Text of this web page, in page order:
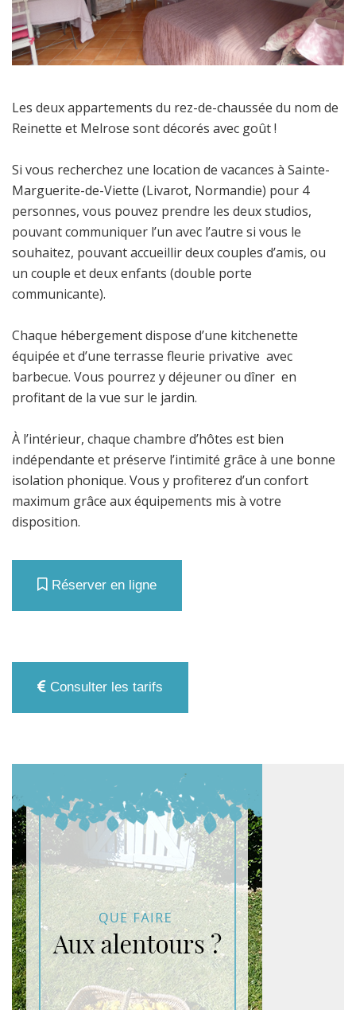
Les deux appartements du rez-de-chaussée du nom de
Reinette et Melrose sont décorés avec goût !
Si vous recherchez une location de vacances à Sainte-
Marguerite-de-Viette (Livarot, Normandie) pour 4
personnes, vous pouvez prendre les deux studios,
pouvant communiquer l’un avec l’autre si vous le
souhaitez, pouvant accueillir deux couples d’amis, ou
un couple et deux enfants (double porte
communicante).
Chaque hébergement dispose d’une kitchenette
équipée et d’une terrasse fleurie privative avec
barbecue. Vous pourrez y déjeuner ou dîner en
profitant de la vue sur le jardin.
À l’intérieur, chaque chambre d’hôtes est bien
indépendante et préserve l’intimité grâce à une bonne
isolation phonique. Vous y profiterez d’un confort
maximum grâce aux équipements mis à votre
disposition.
Réserver en ligne
Consulter les tarifs